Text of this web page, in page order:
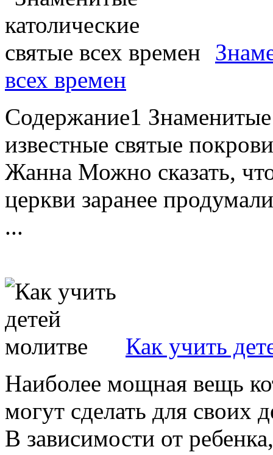
всех времен
Содержание1
известные святые
Жанна Можно сказать,
церкви заранее
...
Как учить
Наиболее мощная вещь
могут сделать для своих
В зависимости от